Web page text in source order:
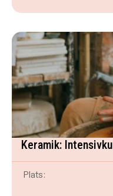
Keramik:
Plats: